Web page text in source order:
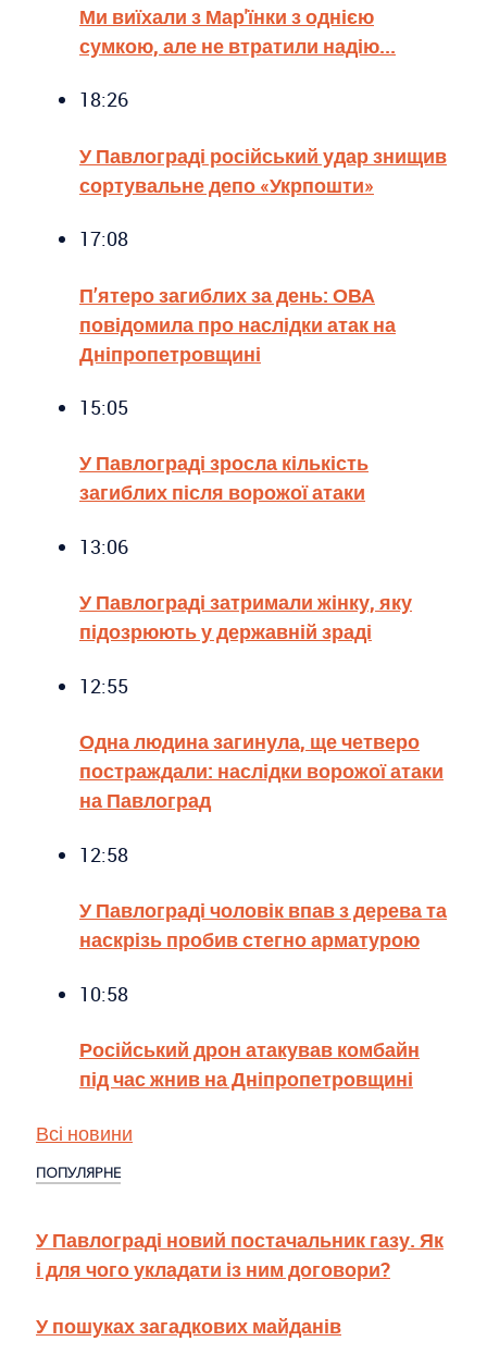
Ми виїхали з Мар'їнки з однією
сумкою, але не втратили надію...
18:26
У Павлограді російський удар знищив
сортувальне депо «Укрпошти»
17:08
П’ятеро загиблих за день: ОВА
повідомила про наслідки атак на
Дніпропетровщині
15:05
У Павлограді зросла кількість
загиблих після ворожої атаки
13:06
У Павлограді затримали жінку, яку
підозрюють у державній зраді
12:55
Одна людина загинула, ще четверо
постраждали: наслідки ворожої атаки
на Павлоград
12:58
У Павлограді чоловік впав з дерева та
наскрізь пробив стегно арматурою
10:58
Російський дрон атакував комбайн
під час жнив на Дніпропетровщині
Всі новини
ПОПУЛЯРНЕ
У Павлограді новий постачальник газу. Як
і для чого укладати із ним договори?
У пошуках загадкових майданів